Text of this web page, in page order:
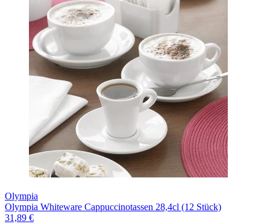
Olympia
Olympia Whiteware Cappuccinotassen 28,4cl (12 Stück)
31,89 €